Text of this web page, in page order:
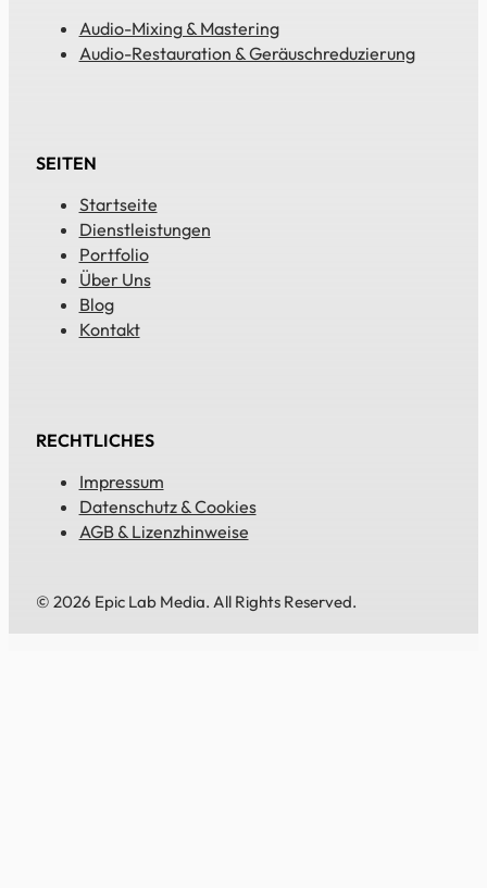
Audio-Mixing & Mastering
Audio-Restauration & Geräuschreduzierung
SEITEN
Startseite
Dienstleistungen
Portfolio
Über Uns
Blog
Kontakt
RECHTLICHES
Impressum
Datenschutz & Cookies
AGB & Lizenzhinweise
© 2026 Epic Lab Media. All Rights Reserved.